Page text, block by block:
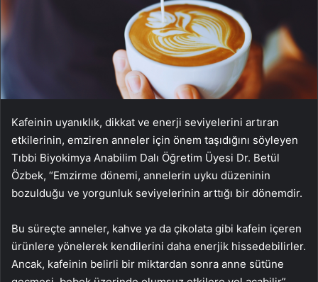
Kafeinin uyanıklık, dikkat ve enerji seviyelerini artıran
etkilerinin, emziren anneler için önem taşıdığını söyleyen
Tıbbi Biyokimya Anabilim Dalı Öğretim Üyesi Dr. Betül
Özbek, “Emzirme dönemi, annelerin uyku düzeninin
bozulduğu ve yorgunluk seviyelerinin arttığı bir dönemdir.
Bu süreçte anneler, kahve ya da çikolata gibi kafein içeren
ürünlere yönelerek kendilerini daha enerjik hissedebilirler.
Ancak, kafeinin belirli bir miktardan sonra anne sütüne